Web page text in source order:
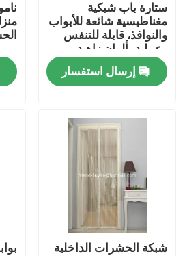
اتصل بنا
طلب اقتباس
Russian website
الستار المغناطيسي للباب
شاشة النافذة
شبكة ظلال PE
ستارة باب شبكية
مغناطيسية شائعة للأبواب
والنوافذ، قابلة للتنفس
وعملية بألوان زاهية
إرسال استفسار
شبكة الحشرات الداخلية